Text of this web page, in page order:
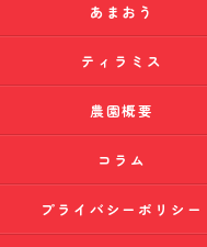
あまおう
ティラミス
農園概要
コラム
プライバシーポリシー